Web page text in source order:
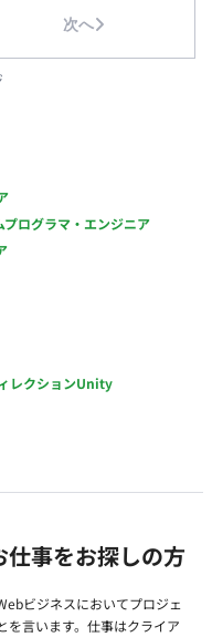
次へ
プログラマ・エンジニア
レクションUnity
事をお探しの方
ビジネスにおいてプロジェ
を言います。仕事はクライア